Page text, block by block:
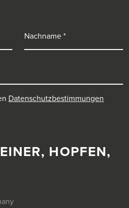
HOPFEN,
Datenschutzbestimmungen